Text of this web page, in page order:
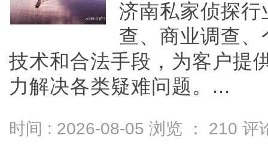
济南私家侦探
查、商业调查
技术和合法手段，为客户提
力解决各类疑难问题。...
时间 : 2026-08-05 浏览 ： 210 评